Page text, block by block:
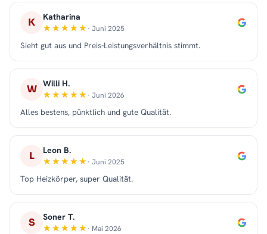
K Katharina
· Juni 2025
Sieht gut aus und Preis-Leistungsverhältnis stimmt.
W Willi H.
· Juni 2026
Alles bestens, pünktlich und gute Qualität.
L Leon B.
· Juni 2025
Top Heizkörper, super Qualität.
S Soner T.
· Mai 2026